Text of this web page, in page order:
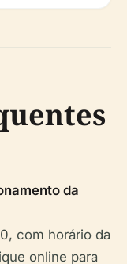
da
com horário da
online para